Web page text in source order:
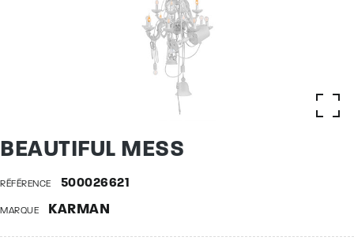
BEAUTIFUL MESS
RÉFÉRENCE 500026621
MARQUE KARMAN